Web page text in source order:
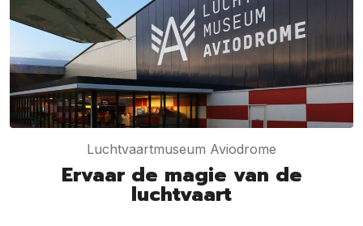
Luchtvaartmuseum Aviodrome
Ervaar de magie van de
luchtvaart